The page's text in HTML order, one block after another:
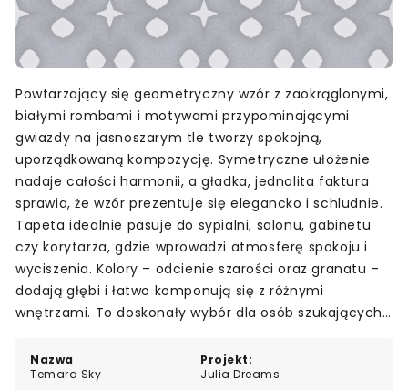
Nazwa
Temara Sky
Projekt:
Julia Dreams
Powtarzający się geometryczny wzór z zaokrąglonymi,
białymi rombami i motywami przypominającymi
gwiazdy na jasnoszarym tle tworzy spokojną,
uporządkowaną kompozycję. Symetryczne ułożenie
nadaje całości harmonii, a gładka, jednolita faktura
sprawia, że wzór prezentuje się elegancko i schludnie.
Tapeta idealnie pasuje do sypialni, salonu, gabinetu
czy korytarza, gdzie wprowadzi atmosferę spokoju i
wyciszenia. Kolory – odcienie szarości oraz granatu –
dodają głębi i łatwo komponują się z różnymi
wnętrzami. To doskonały wybór dla osób szukających
otoczenia.